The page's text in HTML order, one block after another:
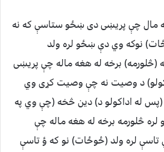
مال چې پريښى دى ښځو ستاسې که نه
نوکه وي دې ښځو لره ولد
برخه له هغه ماله چې پريښى
د وصيت نه چې وصيت کړى وي
له اداکولو د) دين څخه (چې وي په
څلورمه برخه له هغه ماله چې
لره ولد (ځوځات) نو که ؤ تاسې